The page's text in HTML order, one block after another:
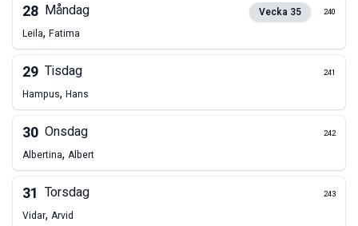
28 Måndag Vecka 35 240
Leila, Fatima
29 Tisdag 241
Hampus, Hans
30 Onsdag 242
Albertina, Albert
31 Torsdag 243
Vidar, Arvid